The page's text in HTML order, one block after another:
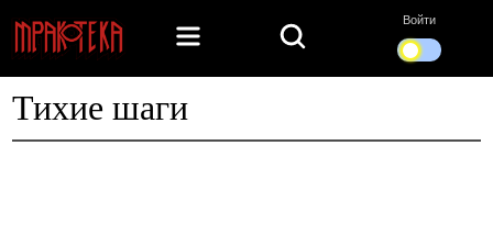
Войти
Тихие шаги